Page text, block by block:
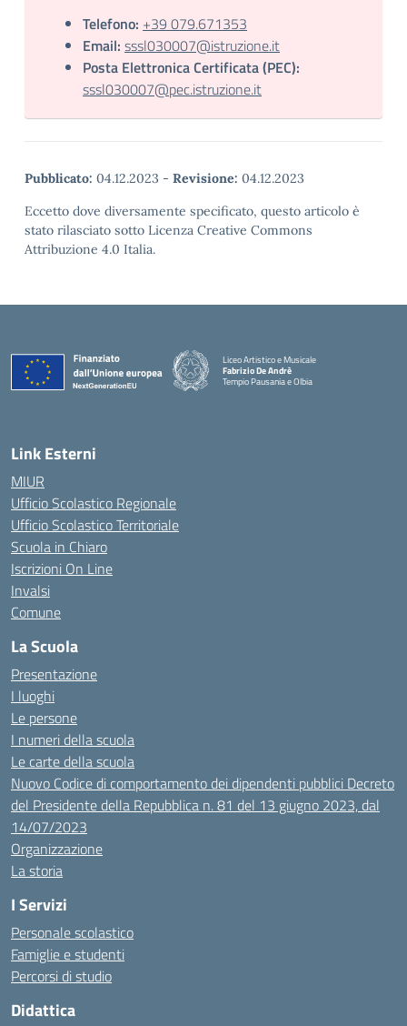
Telefono: +39 079.671353
Email: sssl030007@istruzione.it
Posta Elettronica Certificata (PEC):
sssl030007@pec.istruzione.it
Pubblicato: 04.12.2023 - Revisione: 04.12.2023
Eccetto dove diversamente specificato, questo articolo è
stato rilasciato sotto Licenza Creative Commons
Attribuzione 4.0 Italia.
Liceo Artistico e Musicale
Fabrizio De Andrè
Tempio Pausania e Olbia
— Visita la pagina iniziale della scuola
Link Esterni
MIUR
Ufficio Scolastico Regionale
Ufficio Scolastico Territoriale
Scuola in Chiaro
Iscrizioni On Line
Invalsi
Comune
La Scuola
Presentazione
I luoghi
Le persone
I numeri della scuola
Le carte della scuola
Nuovo Codice di comportamento dei dipendenti pubblici Decreto
del Presidente della Repubblica n. 81 del 13 giugno 2023, dal
14/07/2023
Organizzazione
La storia
I Servizi
Personale scolastico
Famiglie e studenti
Percorsi di studio
Didattica